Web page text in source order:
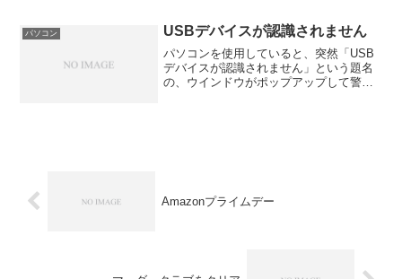
パソコン USBデバイスが認識されません
パソコンを使用していると、突然「USB
デバイスが認識されません」という題名
の、ウインドウがポップアップして警告
Amazonプライムデー